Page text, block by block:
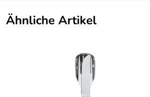
Ähnliche Artikel